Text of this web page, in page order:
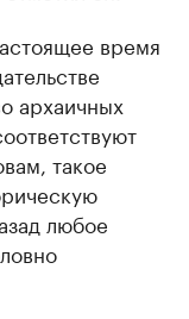
время
архаичных
такое
любое